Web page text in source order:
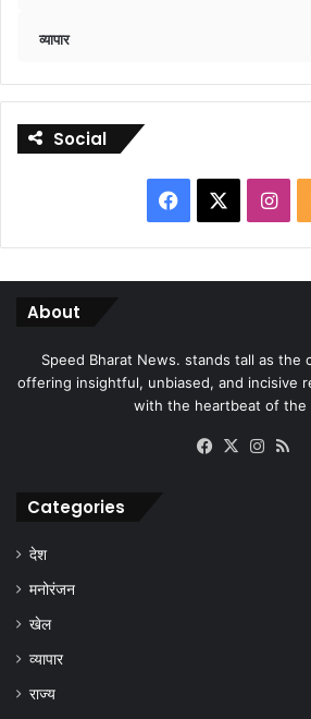
व्यापार
Social
Facebook
About
Speed Bharat News. stands tall as the
offering insightful, unbiased, and incisive
with the heartbeat of the
Facebook
X
Categories
देश
मनोरंजन
खेल
व्यापार
राज्य